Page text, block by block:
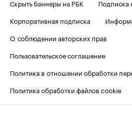
Скрыть баннеры на РБК
Подписка
Корпоративная подписка
О соблюдении авторских прав
Пользовательское соглашение
Политика в отношении обработки
Политика обработки файлов cookie